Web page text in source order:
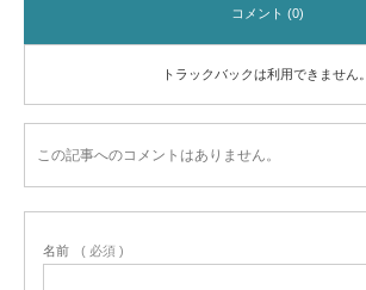
コメント (0)
トラックバックは利用できません。
この記事へのコメントはありません。
名前 ( 必須 )